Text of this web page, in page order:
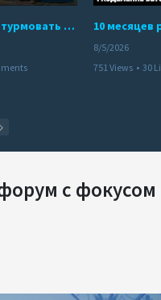
Испанию готовятся штурмовать десятки тысяч марокканцев
8/5/2026
751 Views • 30
с фокусом